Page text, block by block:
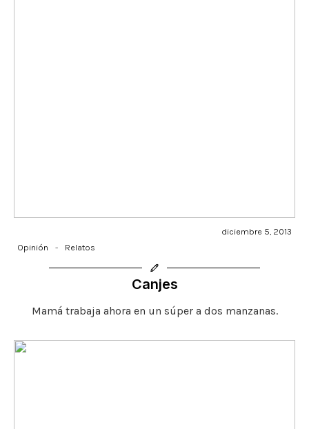
diciembre 5, 2013
Opinión
- Relatos
Canjes
Mamá trabaja ahora en un súper a dos manzanas.